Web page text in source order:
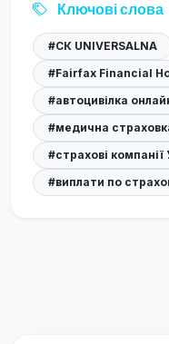
Ключові слова
#СК UNIVERSALNA
#Fairfax Financial
#автоцивілка
#медична
#страхові компанії
#виплати по